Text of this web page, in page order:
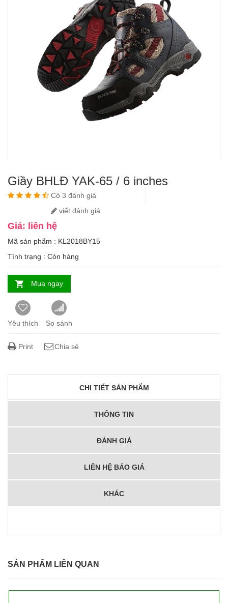
Giầy BHLĐ YAK-65 / 6 inches
Có 3 đánh giá
viết đánh giá
Giá: liên hệ
Mã sản phẩm : KL2018BY15
Tình trạng : Còn hàng
Mua ngay
Yêu thích So sánh
Print Chia sẻ
CHI TIẾT SẢN PHẨM
THÔNG TIN
ĐÁNH GIÁ
LIÊN HỆ BÁO GIÁ
KHÁC
SẢN PHẨM LIÊN QUAN